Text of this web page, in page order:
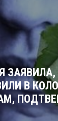
ЗАЯВИЛА,
В